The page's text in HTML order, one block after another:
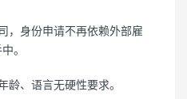
，身份申请不再依赖外部雇
。
龄、语言无硬性要求。